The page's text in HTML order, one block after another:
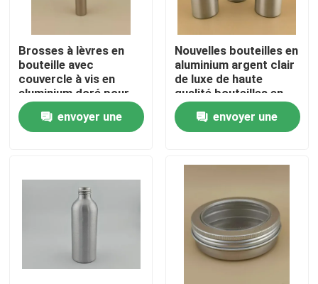
À la maison
Produits
Visite de l'usine
Brosses à lèvres en
bouteille avec
couvercle à vis en
aluminium doré pour
femmes
envoyer une
Nouvelles bouteilles en
aluminium argent clair
de luxe de haute
qualité bouteilles en
aluminium cosmétique
envoyer une